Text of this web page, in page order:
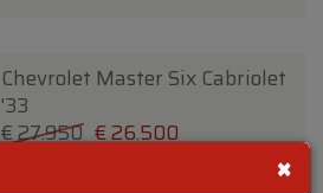
Chevrolet Master Six Cabriolet
'33
€ 27.950 € 26.500
×